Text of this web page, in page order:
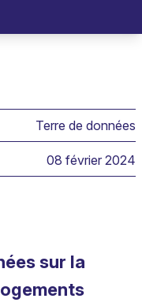
Terre de données
08 février 2024
sur la